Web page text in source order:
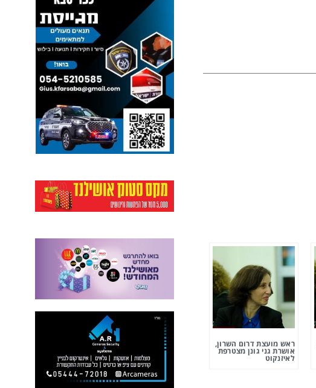
כול
ראש מועצת דרום השרון,
אושרת גני גונן מצטרפת
לאיזנקוט